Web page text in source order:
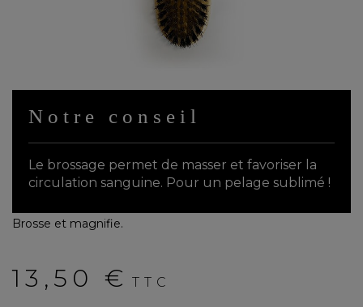
Notre conseil
Le brossage permet de masser et favoriser la
circulation sanguine. Pour un pelage sublimé !
Brosse et magnifie.
13,50 € TTC